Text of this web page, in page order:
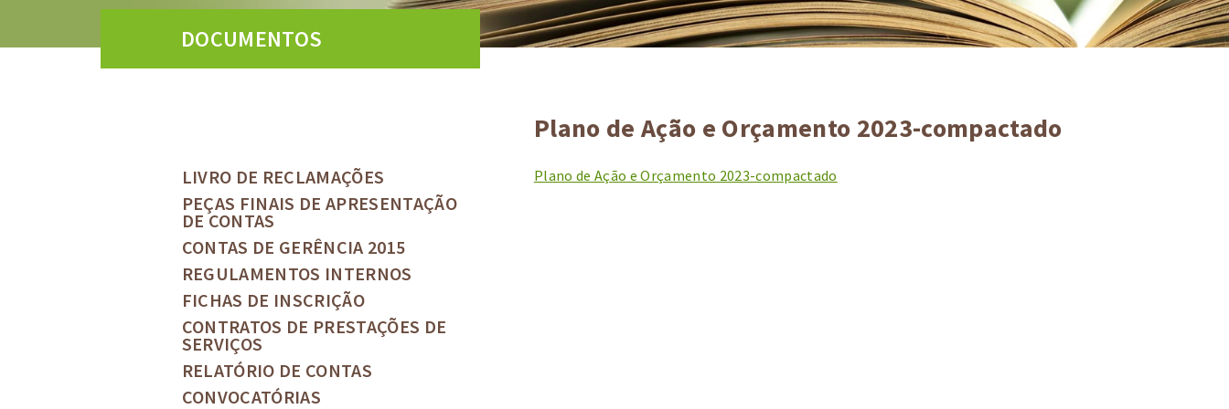
DOCUMENTOS
LIVRO DE RECLAMAÇÕES
PEÇAS FINAIS DE APRESENTAÇÃO
DE CONTAS
CONTAS DE GERÊNCIA 2015
REGULAMENTOS INTERNOS
FICHAS DE INSCRIÇÃO
CONTRATOS DE PRESTAÇÕES DE
SERVIÇOS
RELATÓRIO DE CONTAS
CONVOCATÓRIAS
Plano de Ação e Orçamento 2023-compactado
Plano de Ação e Orçamento 2023-compactado